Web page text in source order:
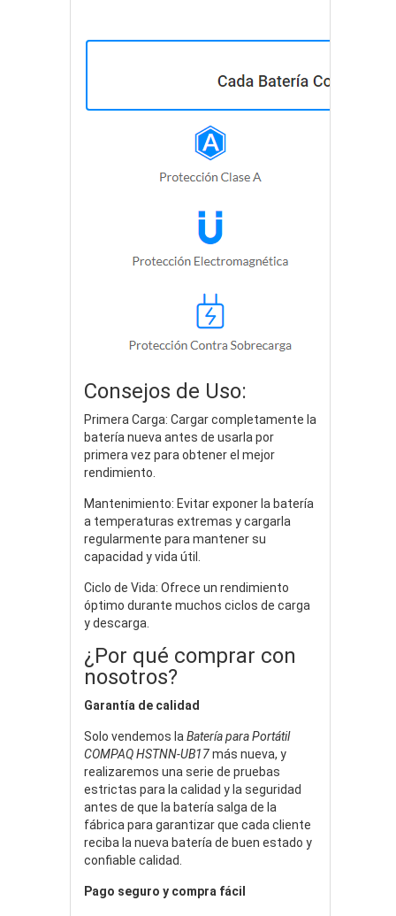
Consejos de Uso:
Primera Carga: Cargar completamente la
batería nueva antes de usarla por
primera vez para obtener el mejor
rendimiento.
Mantenimiento: Evitar exponer la batería
a temperaturas extremas y cargarla
regularmente para mantener su
capacidad y vida útil.
Ciclo de Vida: Ofrece un rendimiento
óptimo durante muchos ciclos de carga
y descarga.
¿Por qué comprar con
nosotros?
Garantía de calidad
Solo vendemos la Batería para Portátil
COMPAQ HSTNN-UB17más nueva, y
realizaremos una serie de pruebas
estrictas para la calidad y la seguridad
antes de que la batería salga de la
fábrica para garantizar que cada cliente
reciba la nueva batería de buen estado y
confiable calidad.
Pago seguro y compra fácil